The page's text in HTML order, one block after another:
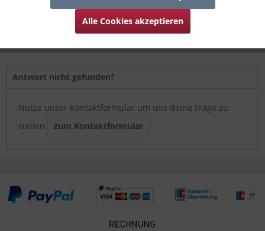
Antwort nicht gefunden?
Nutze unser Kontaktformular um uns deine Frage zu
stellen
zum Kontaktformular
Alle Cookies akzeptieren